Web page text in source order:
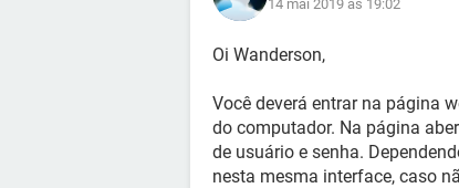
14 mai 2019 às 19:02
Oi Wanderson,
Você deverá entrar na página
do computador. Na página
de usuário e senha.
nesta mesma interface, caso